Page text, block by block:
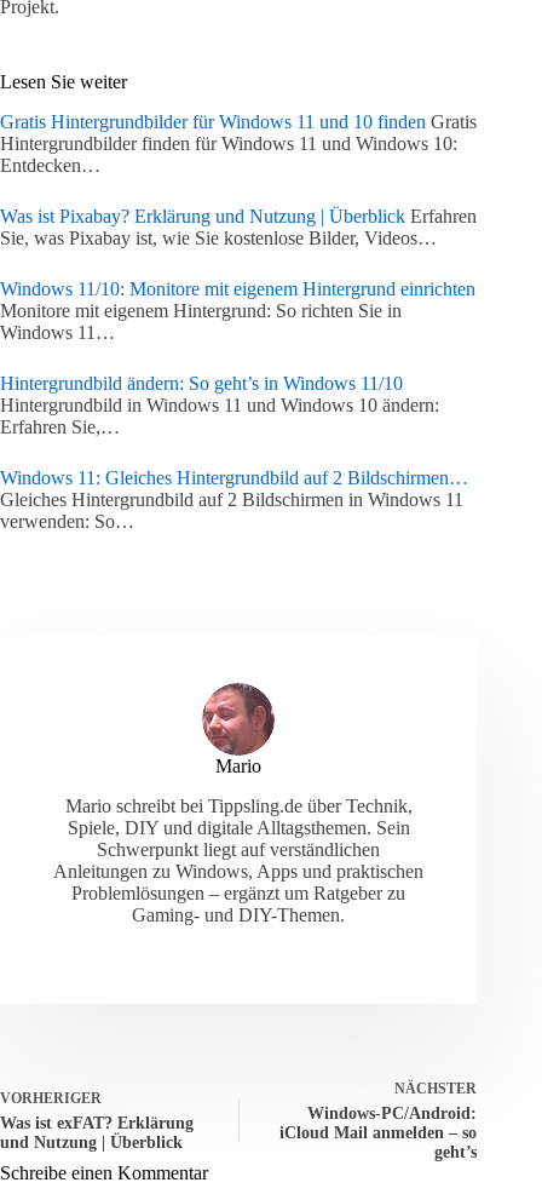
Projekt.
Lesen Sie weiter
Gratis Hintergrundbilder für Windows 11 und 10 finden Gratis
Hintergrundbilder finden für Windows 11 und Windows 10:
Entdecken…
Was ist Pixabay? Erklärung und Nutzung | Überblick Erfahren
Sie, was Pixabay ist, wie Sie kostenlose Bilder, Videos…
Windows 11/10: Monitore mit eigenem Hintergrund einrichten
Monitore mit eigenem Hintergrund: So richten Sie in
Windows 11…
Hintergrundbild ändern: So geht’s in Windows 11/10
Hintergrundbild in Windows 11 und Windows 10 ändern:
Erfahren Sie,…
Windows 11: Gleiches Hintergrundbild auf 2 Bildschirmen…
Gleiches Hintergrundbild auf 2 Bildschirmen in Windows 11
verwenden: So…
Mario
Mario schreibt bei Tippsling.de über Technik,
Spiele, DIY und digitale Alltagsthemen. Sein
Schwerpunkt liegt auf verständlichen
Anleitungen zu Windows, Apps und praktischen
Problemlösungen – ergänzt um Ratgeber zu
Gaming- und DIY-Themen.
VORHERIGER
Was ist exFAT? Erklärung
und Nutzung | Überblick
NÄCHSTER
Windows-PC/Android:
iCloud Mail anmelden – so
geht’s
Schreibe einen Kommentar